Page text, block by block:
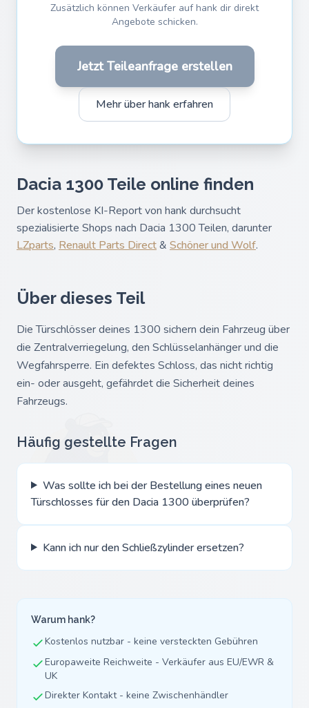
Zusätzlich können Verkäufer auf hank dir direkt
Angebote schicken.
Jetzt Teileanfrage erstellen
Mehr über hank erfahren
Dacia 1300 Teile online finden
Der kostenlose KI-Report von hank durchsucht
spezialisierte Shops nach Dacia 1300 Teilen, darunter
LZparts, Renault Parts Direct& Schöner und Wolf.
Über dieses Teil
Die Türschlösser deines 1300 sichern dein Fahrzeug über
die Zentralverriegelung, den Schlüsselanhänger und die
Wegfahrsperre. Ein defektes Schloss, das nicht richtig
ein- oder ausgeht, gefährdet die Sicherheit deines
Fahrzeugs.
Häufig gestellte Fragen
Was sollte ich bei der Bestellung eines neuen
Türschlosses für den Dacia 1300 überprüfen?
Kann ich nur den Schließzylinder ersetzen?
Warum hank?
Kostenlos nutzbar - keine versteckten Gebühren
Europaweite Reichweite - Verkäufer aus EU/EWR &
UK
Direkter Kontakt - keine Zwischenhändler